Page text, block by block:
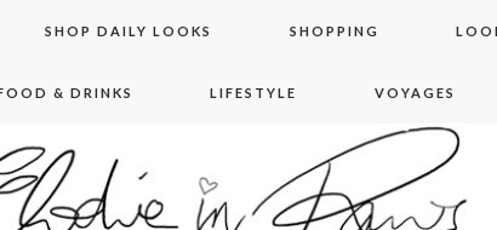
SHOP DAILY LOOKS SHOPPING
& DRINKS LIFESTYLE VOYAGES
paris